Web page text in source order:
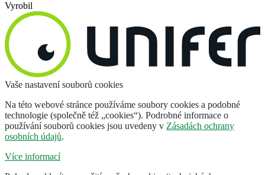
Vyrobil
Vaše nastavení souborů cookies
Na této webové stránce používáme soubory cookies a podobné
technologie (společně též „cookies“). Podrobné informace o
používání souborů cookies jsou uvedeny v Zásadách ochrany
osobních údajů.
Více informací